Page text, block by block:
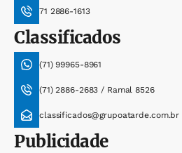
71 2886-1613
Classificados
(71) 99965-8961
(71) 2886-2683 / Ramal 8526
classificados@grupoatarde.com.br
Publicidade